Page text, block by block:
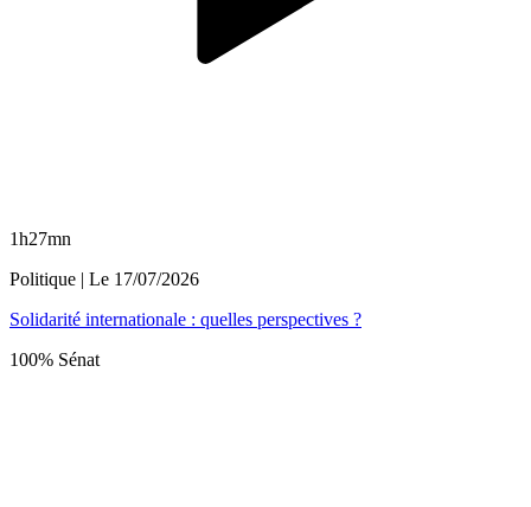
1h27mn
Politique | Le 17/07/2026
Solidarité internationale : quelles perspectives ?
100% Sénat